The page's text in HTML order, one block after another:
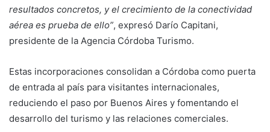
resultados concretos, y el crecimiento de la conectividad
aérea es prueba de ello”, expresó Darío Capitani,
presidente de la Agencia Córdoba Turismo.
Estas incorporaciones consolidan a Córdoba como puerta
de entrada al país para visitantes internacionales,
reduciendo el paso por Buenos Aires y fomentando el
desarrollo del turismo y las relaciones comerciales.